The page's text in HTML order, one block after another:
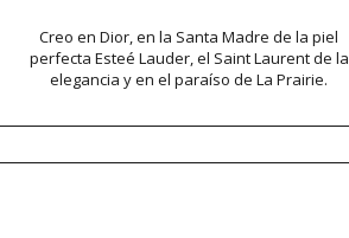
Creo en Dior, en la Santa Madre de la piel
perfecta Esteé Lauder, el Saint Laurent de la
elegancia y en el paraíso de La Prairie.